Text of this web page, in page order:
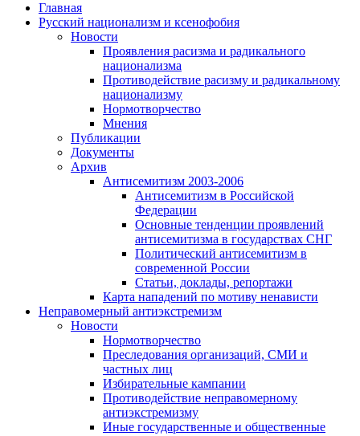
Главная
Русский национализм и ксенофобия
Новости
Проявления расизма и радикального
национализма
Противодействие расизму и радикальному
национализму
Нормотворчество
Мнения
Публикации
Документы
Архив
Антисемитизм 2003-2006
Антисемитизм в Российской
Федерации
Основные тенденции проявлений
антисемитизма в государствах СНГ
Политический антисемитизм в
современной России
Статьи, доклады, репортажи
Карта нападений по мотиву ненависти
Неправомерный антиэкстремизм
Новости
Нормотворчество
Преследования организаций, СМИ и
частных лиц
Избирательные кампании
Противодействие неправомерному
антиэкстремизму
Иные государственные и общественные